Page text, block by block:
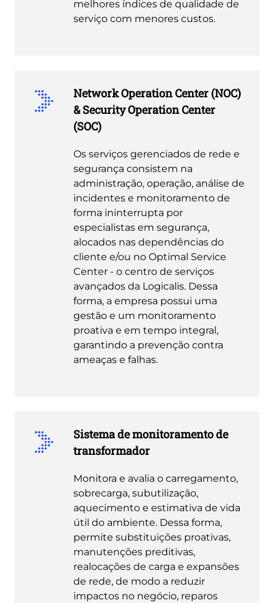
melhores índices de qualidade de
serviço com menores custos.
Network Operation Center (NOC)
& Security Operation Center
(SOC)
Os serviços gerenciados de rede e
segurança consistem na
administração, operação, análise de
incidentes e monitoramento de
forma ininterrupta por
especialistas em segurança,
alocados nas dependências do
cliente e/ou no Optimal Service
Center - o centro de serviços
avançados da Logicalis. Dessa
forma, a empresa possui uma
gestão e um monitoramento
proativa e em tempo integral,
garantindo a prevenção contra
ameaças e falhas.
Sistema de monitoramento de
transformador
Monitora e avalia o carregamento,
sobrecarga, subutilização,
aquecimento e estimativa de vida
útil do ambiente. Dessa forma,
permite substituições proativas,
manutenções preditivas,
realocações de carga e expansões
de rede, de modo a reduzir
impactos no negócio, reparos